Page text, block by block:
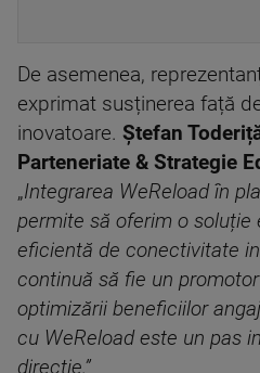
De asemenea,
exprimat susținerea față
inovatoare. Ștefan
Parteneriate & Strategie
„Integrarea WeReload în
permite să oferim o soluție
eficientă de conectivitate
continuă să fie un
optimizării beneficiilor
cu WeReload este un pas
direcție.”